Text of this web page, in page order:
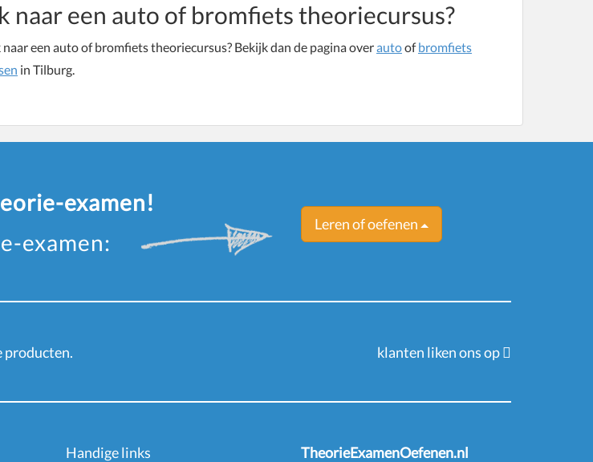
naar een auto of bromfiets theoriecursus?
naar een auto of bromfiets theoriecursus? Bekijk dan de pagina overautoofbromfiets
in Tilburg.
examen!
examen:
Leren of oefenen
producten. klanten liken ons op
Handige links TheorieExamenOefenen.nl